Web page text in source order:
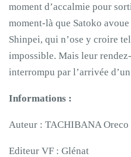
moment d’accalmie pour
moment-là que Satoko
Shinpei, qui n’ose y croire
impossible. Mais leur
interrompu par l’arrivée
Informations :
Auteur : TACHIBANA Oreco
Editeur VF : Glénat